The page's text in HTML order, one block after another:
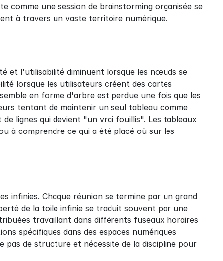
comme une session de brainstorming organisée se
à travers un vaste territoire numérique.
et l'utilisabilité diminuent lorsque les nœuds se
lorsque les utilisateurs créent des cartes
en forme d'arbre est perdue une fois que les
tentant de maintenir un seul tableau comme
lignes qui devient "un vrai fouillis". Les tableaux
à comprendre ce qui a été placé où sur les
infinies. Chaque réunion se termine par un grand
de la toile infinie se traduit souvent par une
travaillant dans différents fuseaux horaires
spécifiques dans des espaces numériques
pas de structure et nécessite de la discipline pour